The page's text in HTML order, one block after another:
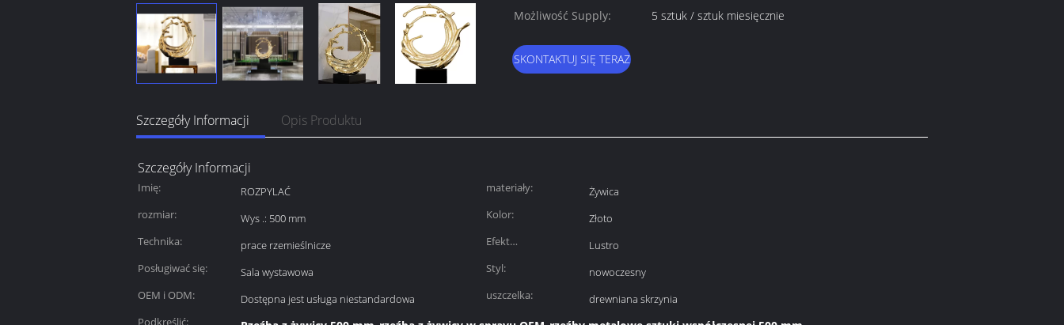
Możliwość Supply:
5 sztuk / sztuk miesięcznie
SKONTAKTUJ SIĘ TERAZ
Szczegóły Informacji Opis Produktu
Szczegóły Informacji
Imię: ROZPYLAĆ materiały:
Żywica
rozmiar:
Wys .: 500 mm Kolor:
Złoto
Technika:
prace rzemieślnicze
Efekt
Lustro
Posługiwać się:
Sala wystawowa Styl:
nowoczesny
OEM i ODM:
Dostępna jest usługa niestandardowa uszczelka:
drewniana skrzynia
Podkreślić: